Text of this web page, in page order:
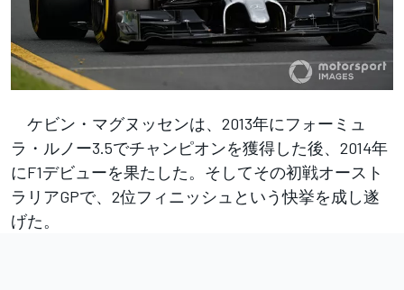
ケビン・マグヌッセンは、2013年にフォーミュ
ラ・ルノー3.5でチャンピオンを獲得した後、2014年
にF1デビューを果たした。そしてその初戦オースト
ラリアGPで、2位フィニッシュという快挙を成し遂
げた。